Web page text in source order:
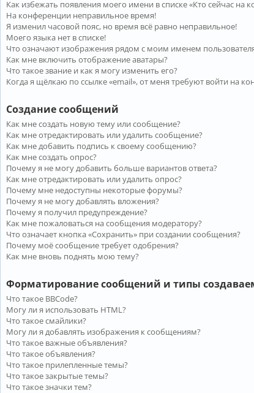
Как избежать появления моего имени в списке «Кто сейчас на
На конференции неправильное время!
Я изменил часовой пояс, но время всё равно неправильное!
Моего языка нет в списке!
Что означают изображения рядом с моим именем
Как мне включить отображение аватары?
Что такое звание и как я могу изменить его?
Когда я щёлкаю по ссылке «email», от меня требуют войти на
Создание сообщений
Как мне создать новую тему или сообщение?
Как мне отредактировать или удалить сообщение?
Как мне добавить подпись к своему сообщению?
Как мне создать опрос?
Почему я не могу добавить больше вариантов ответа?
Как мне отредактировать или удалить опрос?
Почему мне недоступны некоторые форумы?
Почему я не могу добавлять вложения?
Почему я получил предупреждение?
Как мне пожаловаться на сообщения модератору?
Что означает кнопка «Сохранить» при создании сообщения?
Почему моё сообщение требует одобрения?
Как мне вновь поднять мою тему?
Форматирование сообщений и типы
Что такое BBCode?
Могу ли я использовать HTML?
Что такое смайлики?
Могу ли я добавлять изображения к сообщениям?
Что такое важные объявления?
Что такое объявления?
Что такое прилепленные темы?
Что такое закрытые темы?
Что такое значки тем?